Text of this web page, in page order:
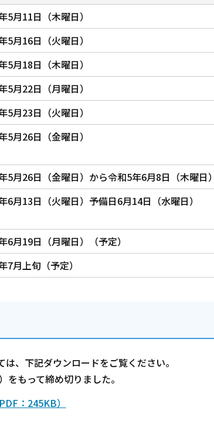
5月11日（木曜日）
5月16日（火曜日）
5月18日（木曜日）
5月22日（月曜日）
5月23日（火曜日）
5月26日（金曜日）
5月26日（金曜日）から令和5年6月8日（木曜日
6月13日（火曜日）予備日6月14日（水曜日）
6月19日（月曜日）（予定）
7月上旬（予定）
、下記ダウンロードをご覧ください。
もって締め切りました。
：245KB）